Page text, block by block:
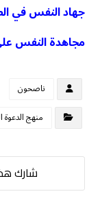
جهاد النفس في
مجاهدة النفس
ناصحون
منهج الدعوة